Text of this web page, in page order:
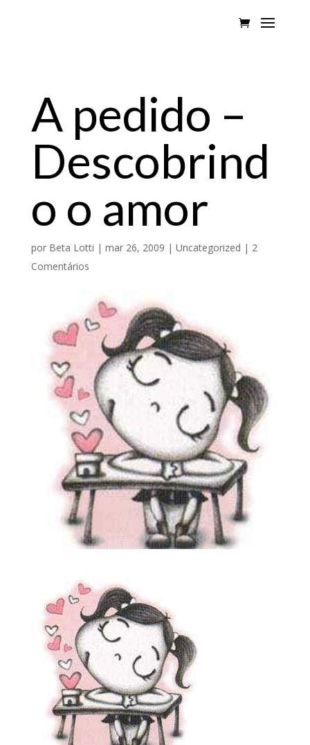
A pedido –
Descobrind
o o amor
por Beta Lotti | mar 26, 2009 | Uncategorized | 2
Comentários